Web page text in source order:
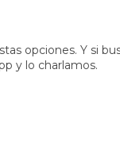
opciones. Y si
y lo charlamos.